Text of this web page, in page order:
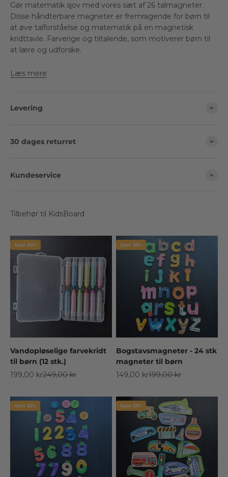
Gør matematik sjov med vores sæt af 26 talmagneter.
Disse håndterbare magneter er fremragende for børn til
at øve talforståelse og matematik på en magnetisk
kridttavle. Farverige og tiltalende, som motiverer børn til
at lære og udforske.
Læs mere
Levering
30 dages returret
Kundeservice
Spar 20%
Vandopløselige farvekridt
til børn (12 stk.)
Salgspris
199,00 krNormalpris
249,00 kr
Spar 25%
Bogstavsmagneter - 24 stk
magneter til børn
Salgspris
149,00 krNormalpris
199,00 kr
Spar 25% Spar 25%